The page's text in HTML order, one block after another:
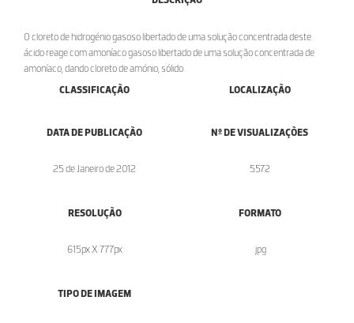
O cloreto de hidrogénio gasoso libertado de uma solução concentrada deste
ácido reage com amoníaco gasoso libertado de uma solução concentrada de
amoníaco, dando cloreto de amónio, sólido.
CLASSIFICAÇÃO
LOCALIZAÇÃO
DATA DE PUBLICAÇÃO
25 de Janeiro de 2012
Nº DE VISUALIZAÇÕES
5572
RESOLUÇÃO
615px X 777px
FORMATO
.jpg
TIPO DE IMAGEM